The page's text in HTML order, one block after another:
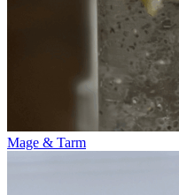
Mage & Tarm